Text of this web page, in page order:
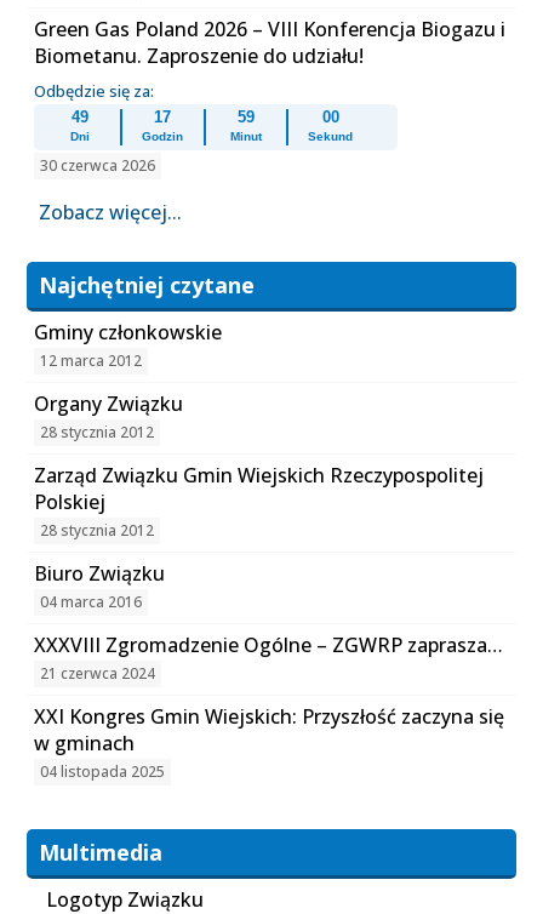
Green Gas Poland 2026 – VIII Konferencja Biogazu i
Biometanu. Zaproszenie do udziału!
Odbędzie się za:
49
Dni
17
Godzin
59
Minut
00
Sekund
30 czerwca 2026
Zobacz więcej...
Najchętniej czytane
Gminy członkowskie
12 marca 2012
Organy Związku
28 stycznia 2012
Zarząd Związku Gmin Wiejskich Rzeczypospolitej
Polskiej
28 stycznia 2012
Biuro Związku
04 marca 2016
XXXVIII Zgromadzenie Ogólne – ZGWRP zaprasza…
21 czerwca 2024
XXI Kongres Gmin Wiejskich: Przyszłość zaczyna się
w gminach
04 listopada 2025
Multimedia
Logotyp Związku